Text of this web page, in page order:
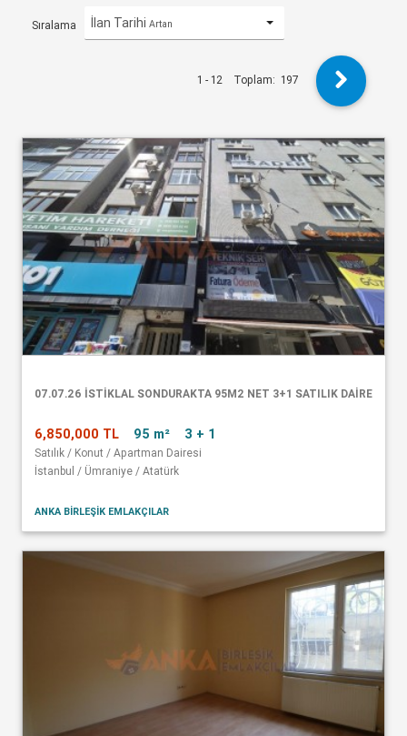
Sıralama İlan Tarihi Artan
1 - 12 Toplam: 197
07.07.26 İSTİKLAL SONDURAKTA 95M2 NET 3+1 SATILIK DAİRE
6,850,000 TL 95 m² 3 + 1
Satılık / Konut / Apartman Dairesi
İstanbul / Ümraniye / Atatürk
ANKA BİRLEŞİK EMLAKÇILAR